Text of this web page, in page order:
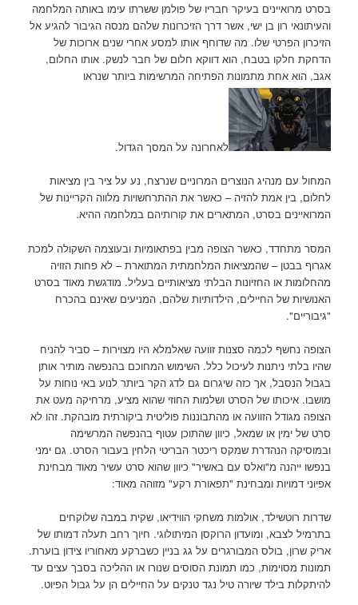
בסרט מרואיינים בעיקר חבריו של פולמן ששרתו עימו באותה המלחמה
והעיתונאי רון בן ישי, אשר דרך הזיכרונות שלהם מנסה הגיבור להגיע אל
הזיכרון הפרטי שלו. מה שדוחף אותו למסע אחרי שנים ארוכות של
הדחקת חלקו בטבח, הוא דווקא חלום של חבר לנשק. אותו החלום,
אגב, הוא אחת מתמונות הפתיחה המרשימות ביותר שנראו
לאחרונה על המסך הגדול.
המחול עם מנהיג הנוצרים המרוניים שנרצח, נע על ציר בין מציאות
לחלום, בין אמת להזיה – כאשר את ההתרחשויות מלווה הקריינות של
המרואיינים בסרט, המתארים את קורותיהם במלחמה ההיא.
המסר מתחדד, כאשר הצופה מבין בפתאומיות ובעוצמה השקולה למכת
אגרוף בבטן – שהמציאות המלחמתית המתוארת – לא פחות הזויה
מהחלומות או החזיונות הבלתי מציאותיים בעליל. מודגשת מאוד בסרט
האנושיות של החיילים, הילדותיות שלהם, המניעים שאינם בהכרח
"גיבוריים".
הצופה נחשף לכמה סצנות זוועה שאלמלא היו מצוירות – סביר להניח
שהיו בלתי ניתנות לעיכול כלל. השימוש המחוכם בהנפשה מותיר אותן
בגבול הנסבל, אך כזה שיגרום גם לדג הקר ביותר לנוע באי נוחות על
מושבו. איכותו של הסרט ושלמות החוזי שהוא מציע, מרחיקה מעט את
הצופה מגודל הזוועה או מהתבוננות פוליטית ביקורתית מובהקת. זהו לא
סרט של ימין או שמאל, כיוון שהתוכן עטוף בהנפשה המרשימה
ובמוסיקה הנהדרת שמקס ריכטר הבריטי הלחין בעבור הסרט. גם ימני
בנפשו ייהנה מ"ואלס עם באשיר" כיוון שהוא סרט עשיר מאוד מבחינת
אפיוני דמויות ומבחינת "תפאורת רקע" מזוהה מאוד:
שדרות רוטשילד, אולמות משחקי הווידיאו, שקית במבה שלוקחים
בתרמיל לצבא, ומועדון הרוקסן המיתולוגי. חיוך רחב תעלה דמותו של
אריק שרון, בולס המבורגרים על גג בניין כשברקע מאחוריו צידון בוערת.
תמונות מסוימות, כמו תמונת הסוסים שנורו או ההליכה בסבך עצים עד
להיתקלות בילד שיורה טיל נגד טנקים על החיילים הן על גבול הפיוט.